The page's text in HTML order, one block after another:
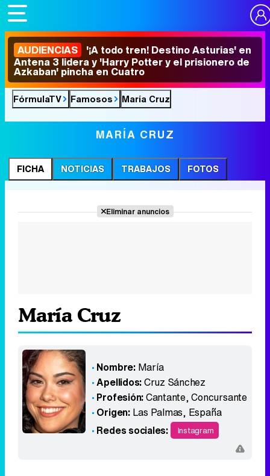
AUDIENCIAS '¡A todo tren! Destino Asturias' en
Antena 3 lidera y 'Harry Potter y el prisionero de
Azkaban' pincha en Cuatro
FórmulaTV Famosos María Cruz
MARÍA CRUZ
FICHA NOTICIAS TRABAJOS FOTOS
Eliminar anuncios
María Cruz
Nombre: María
Apellidos:Cruz Sánchez
Profesión:Cantante, Concursante
Origen: Las Palmas, España
Redes sociales:
Instagram